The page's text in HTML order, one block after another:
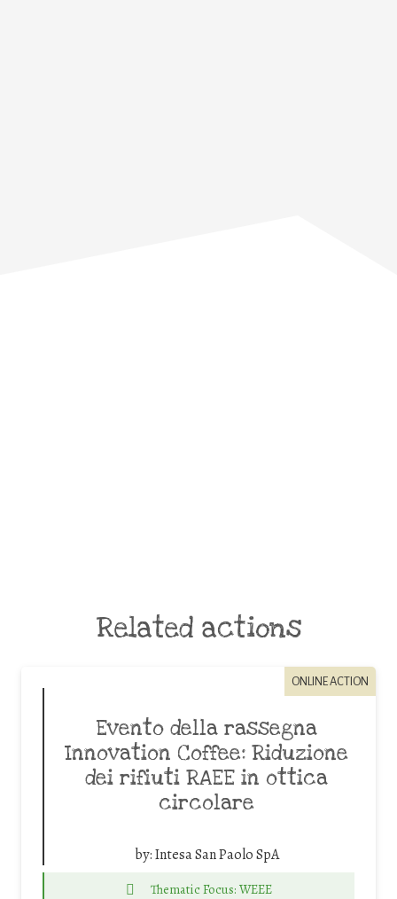
Related actions
ONLINE ACTION
Evento della rassegna
Innovation Coffee: Riduzione
dei rifiuti RAEE in ottica
circolare
by:Intesa San Paolo SpA
Thematic Focus: WEEE